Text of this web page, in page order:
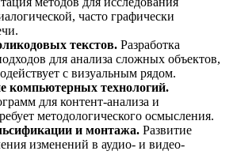
часто графически
текстов. Разработка
для анализа сложных объектов,
с визуальным рядом.
компьютерных технологий.
для контент-анализа и
методологического осмысления.
и монтажа. Развитие
изменений в аудио- и видео-